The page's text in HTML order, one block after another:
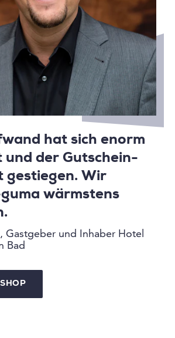
hat sich enorm
der Gutschein-
gestiegen. Wir
wärmstens
Gastgeber und Inhaber Hotel
Bad